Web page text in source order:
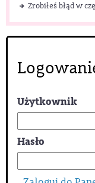
Zrobiłeś błąd w
Użytkownik
Hasło